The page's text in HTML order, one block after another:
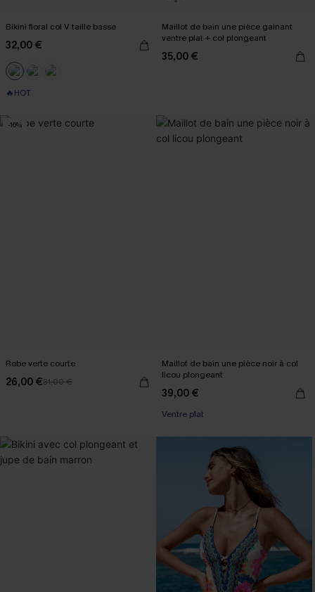
Bikini floral col V taille basse
32,00 €
🔥HOT
Maillot de bain une pièce gainant
ventre plat + col plongeant
35,00 €
-16%
Robe verte courte
26,00 €31,00 €
Maillot de bain une pièce noir à col
licou plongeant
39,00 €
Ventre plat